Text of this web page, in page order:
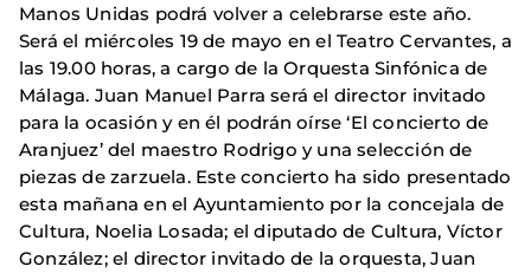
Manos Unidas podrá volver a celebrarse este año.
Será el miércoles 19 de mayo en el Teatro Cervantes, a
las 19.00 horas, a cargo de la Orquesta Sinfónica de
Málaga. Juan Manuel Parra será el director invitado
para la ocasión y en él podrán oírse ‘El concierto de
Aranjuez’ del maestro Rodrigo y una selección de
piezas de zarzuela. Este concierto ha sido presentado
esta mañana en el Ayuntamiento por la concejala de
Cultura, Noelia Losada; el diputado de Cultura, Víctor
González; el director invitado de la orquesta, Juan